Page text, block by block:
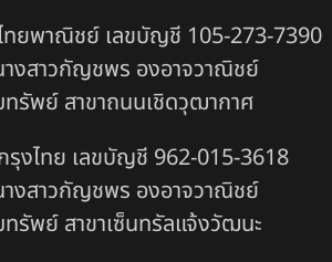
ทยพาณิชย์ เลขบัญชี 105-273-7390
งสาวกัญชพร องอาจวาณิชย์
รัพย์ สาขาถนนเชิดวุฒากาศ
รุงไทย เลขบัญชี 962-015-3618
งสาวกัญชพร องอาจวาณิชย์
รัพย์ สาขาเซ็นทรัลแจ้งวัฒนะ